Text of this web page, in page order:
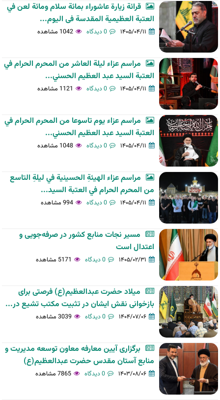
قرائة زيارة عاشوراء بمائة سلام ومائة لعن في
العتبة العظیمیة المقدسة فی الیوم...
۱۴۰۵/۰۴/۱۱ 0 دیدگاه 1042 مشاهده
مراسم عزاء ليلة العاشر من المحرم الحرام في
العتبة السيد عبد العظيم الحسني...
۱۴۰۵/۰۴/۱۱ 0 دیدگاه 1121 مشاهده
مراسم عزاء يوم تاسوعا من المحرم الحرام في
العتبة السيد عبد العظيم الحسني...
۱۴۰۵/۰۴/۱۱ 0 دیدگاه 1048 مشاهده
مراسم عزاء الهيئةِ الحسينية في ليلةِ التاسع
من المحرم الحرام في العتبة السيد...
۱۴۰۵/۰۴/۱۱ 0 دیدگاه 994 مشاهده
مسیر نجات منابع کشور در صرفه‌جویی و
اعتدال است
۱۴۰۵/۰۲/۳۱ 0 دیدگاه 5171 مشاهده
میلاد حضرت عبدالعظیم(ع) فرصتی برای
بازخوانی نقش ایشان در تثبیت مکتب تشیع در...
۱۴۰۴/۰۷/۰۶ 0 دیدگاه 3039 مشاهده
برگزاری آیین معارفه معاون توسعه مدیریت و
منابع آستان‌ مقدس‌ حضرت‌ عبدالعظیم(ع)
۱۴۰۳/۰۸/۰۶ 0 دیدگاه 7865 مشاهده